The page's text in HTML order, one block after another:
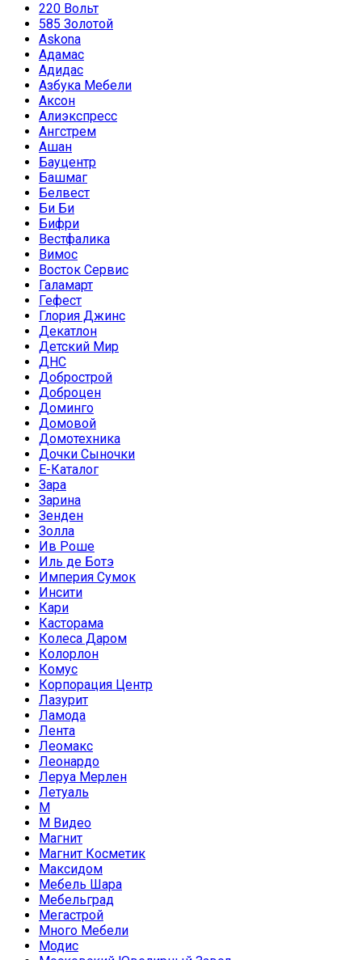
220 Вольт
585 Золотой
Askona
Адамас
Адидас
Азбука Мебели
Аксон
Алиэкспресс
Ангстрем
Ашан
Бауцентр
Башмаг
Белвест
Би Би
Бифри
Вестфалика
Вимос
Восток Сервис
Галамарт
Гефест
Глория Джинс
Декатлон
Детский Мир
ДНС
Добрострой
Доброцен
Доминго
Домовой
Домотехника
Дочки Сыночки
Е-Каталог
Зара
Зарина
Зенден
Золла
Ив Роше
Иль де Ботэ
Империя Сумок
Инсити
Кари
Касторама
Колеса Даром
Колорлон
Комус
Корпорация Центр
Лазурит
Ламода
Лента
Леомакс
Леонардо
Леруа Мерлен
Летуаль
М
М Видео
Магнит
Магнит Косметик
Максидом
Мебель Шара
Мебельград
Мегастрой
Много Мебели
Модис